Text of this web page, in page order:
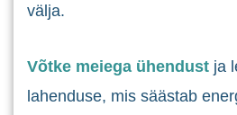
välja.
Võtke meiega ühendust ja
lahenduse, mis säästab